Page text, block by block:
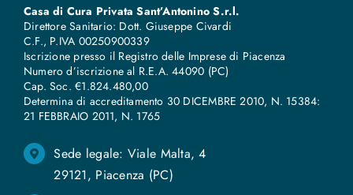
Casa di Cura Privata Sant’Antonino S.r.l.
Direttore Sanitario: Dott. Giuseppe Civardi
C.F., P.IVA 00250900339
Iscrizione presso il Registro delle Imprese di Piacenza
Numero d’iscrizione al R.E.A. 44090 (PC)
Cap. Soc. €1.824.480,00
Determina di accreditamento 30 DICEMBRE 2010, N. 15384:
21 FEBBRAIO 2011, N. 1765
Sede legale: Viale Malta, 4
29121, Piacenza (PC)